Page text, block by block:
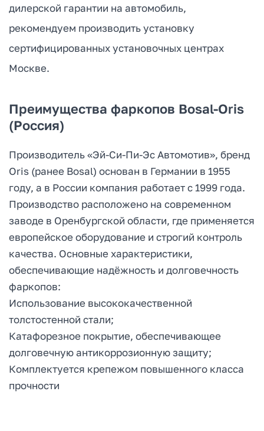
дилерской гарантии на автомобиль,
рекомендуем производить установку
сертифицированных установочных центрах
Москве.
Преимущества фаркопов Bosal-Oris
(Россия)
Производитель «Эй-Си-Пи-Эс Автомотив», бренд
Oris (ранее Bosal) основан в Германии в 1955
году, а в России компания работает с 1999 года.
Производство расположено на современном
заводе в Оренбургской области, где применяется
европейское оборудование и строгий контроль
качества. Основные характеристики,
обеспечивающие надёжность и долговечность
фаркопов:
Использование высококачественной
толстостенной стали;
Катафорезное покрытие, обеспечивающее
долговечную антикоррозионную защиту;
Комплектуется крепежом повышенного класса
прочности